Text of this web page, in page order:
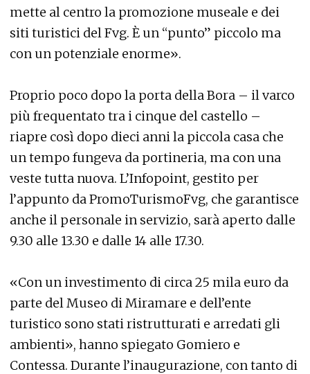
mette al centro la promozione museale e dei
siti turistici del Fvg. È un “punto” piccolo ma
con un potenziale enorme».
Proprio poco dopo la porta della Bora – il varco
più frequentato tra i cinque del castello –
riapre così dopo dieci anni la piccola casa che
un tempo fungeva da portineria, ma con una
veste tutta nuova. L’Infopoint, gestito per
l’appunto da PromoTurismoFvg, che garantisce
anche il personale in servizio, sarà aperto dalle
9.30 alle 13.30 e dalle 14 alle 17.30.
«Con un investimento di circa 25 mila euro da
parte del Museo di Miramare e dell’ente
turistico sono stati ristrutturati e arredati gli
ambienti», hanno spiegato Gomiero e
Contessa. Durante l’inaugurazione, con tanto di